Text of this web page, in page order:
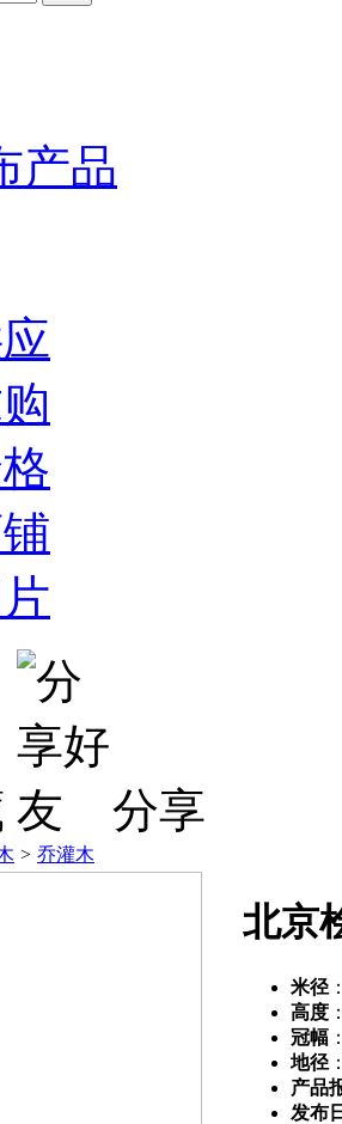
产品
分享
> 乔灌木
北京
米径
高度
冠幅
地径
产品
发布